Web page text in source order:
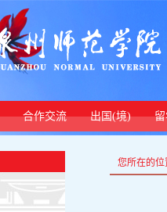
合作交流 出国(境)
您所在的位